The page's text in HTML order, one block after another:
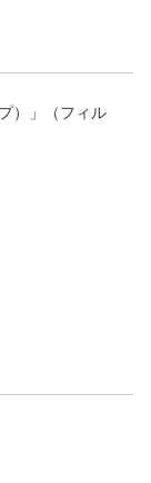
）」（フィル